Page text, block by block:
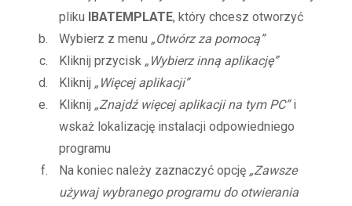
pliku IBATEMPLATE, który chcesz otworzyć
Wybierz z menu „Otwórz za pomocą”
Kliknij przycisk „Wybierz inną aplikację”
Kliknij „Więcej aplikacji”
Kliknij „Znajdź więcej aplikacji na tym PC”i
wskaż lokalizację instalacji odpowiedniego
programu
Na koniec należy zaznaczyć opcję „Zawsze
używaj wybranego programu do otwierania